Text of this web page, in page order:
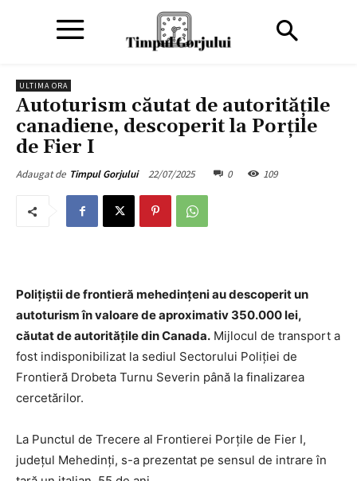
ULTIMA ORA
Autoturism căutat de autoritățile
canadiene, descoperit la Porțile
de Fier I
Adaugat de Timpul Gorjului 22/07/2025 0 109
Polițiștii de frontieră mehedințeni au descoperit un
autoturism în valoare de aproximativ 350.000 lei,
căutat de autoritățile din Canada. Mijlocul de transport a
fost indisponibilizat la sediul Sectorului Poliției de
Frontieră Drobeta Turnu Severin până la finalizarea
cercetărilor.
La Punctul de Trecere al Frontierei Porțile de Fier I,
județul Mehedinți, s-a prezentat pe sensul de intrare în